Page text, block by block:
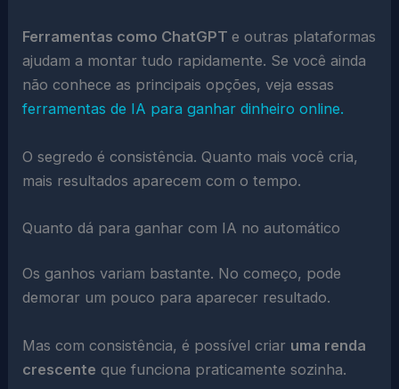
Ferramentas como ChatGPTe outras plataformas
ajudam a montar tudo rapidamente. Se você ainda
não conhece as principais opções, veja essas
ferramentas de IA para ganhar dinheiro online.
O segredo é consistência. Quanto mais você cria,
mais resultados aparecem com o tempo.
Quanto dá para ganhar com IA no automático
Os ganhos variam bastante. No começo, pode
demorar um pouco para aparecer resultado.
Mas com consistência, é possível criar uma renda
crescente que funciona praticamente sozinha.